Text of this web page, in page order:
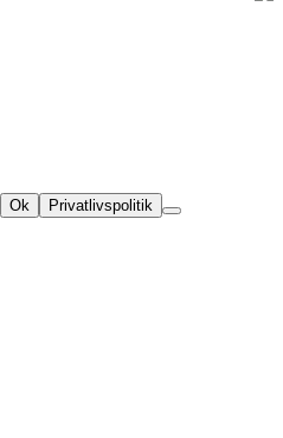
Ok Privatlivspolitik